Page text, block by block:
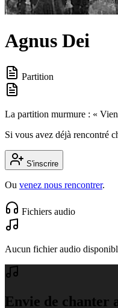
Agnus Dei
Partition
La partition murmure : «
Si vous avez déjà rencontré
S'inscrire
Ou venez nous rencontrer.
Fichiers audio
Aucun fichier audio
Envie de chanter